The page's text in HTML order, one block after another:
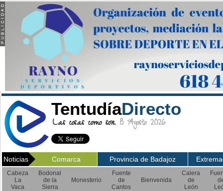
TentudíaDirecto
Las cosas como son. 8 Agosto 2026
Noticias Comarca Provincia de Badajoz
Cabeza
La
Vaca
Bodonal
de la
Sierra
Monesterio
Fuente
de
Cantos
Bienvenida
Calera
de
León